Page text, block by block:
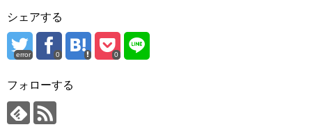
シェアする
error 0 0
フォローする